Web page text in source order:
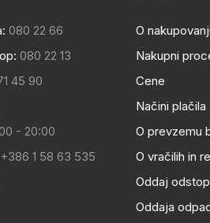
080 22 66
080 22 13
45 90
- 20:00
+386 1 58 63 535
O
Nakupni
Cene
Načini plačila
O prevzemu
O vračilih in
Oddaj
Oddaja